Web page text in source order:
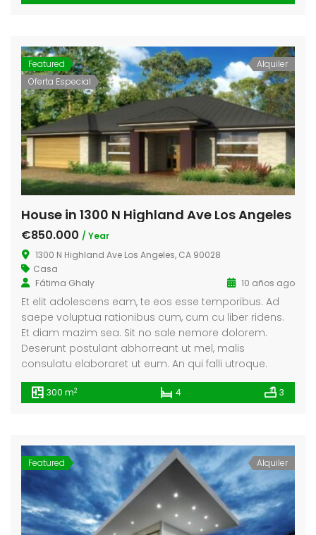
Featured
Oferta Especial
Alquiler
House in 1300 N Highland Ave Los Angeles
€850.000 / Year
1300 N Highland Ave Los Angeles, CA 90028
Casa
Fátima Ghaly
10 años ago
Et elit adolescens eam, te eos esse temporibus. Ad
saepe voluptua rationibus cum, cum cu liber ridens.
Et diam mazim sea. Sit no sale nemore dolorem.
Deserunt postulant abhorreant ut mel, malis
consulatu elaboraret ut eum. An qui falli utroque.
300 m2 4 3
Featured Alquiler